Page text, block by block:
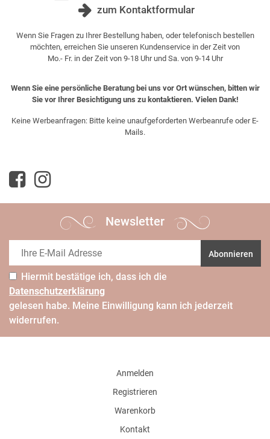
zum Kontaktformular
Wenn Sie Fragen zu Ihrer Bestellung haben, oder telefonisch bestellen
möchten, erreichen Sie unseren Kundenservice in der Zeit von
Mo.- Fr. in der Zeit von 9-18 Uhr und Sa. von 9-14 Uhr
Wenn Sie eine persönliche Beratung bei uns vor Ort wünschen, bitten wir
Sie vor Ihrer Besichtigung uns zu kontaktieren. Vielen Dank!
Keine Werbeanfragen: Bitte keine unaufgeforderten Werbeanrufe oder E-
Mails.
Newsletter
Abonnieren
Hiermit bestätige ich, dass ich die
Daten­schutz­erklärung
gelesen habe. Meine Einwilligung kann ich jederzeit
widerrufen.
Anmelden
Registrieren
Warenkorb
Kontakt